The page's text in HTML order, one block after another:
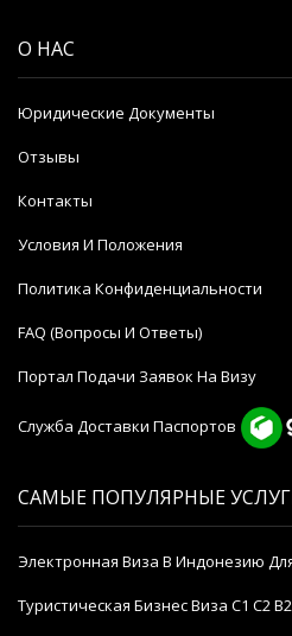
О НАС
Юридические Документы
Отзывы
Контакты
Условия И Положения
Политика Конфиденциальности
FAQ (Вопросы И Ответы)
Портал Подачи Заявок На Визу
Служба Доставки Паспортов
САМЫЕ ПОПУЛЯРНЫЕ
Электронная Виза В Индонезию
Туристическая Бизнес Виза C1 C2